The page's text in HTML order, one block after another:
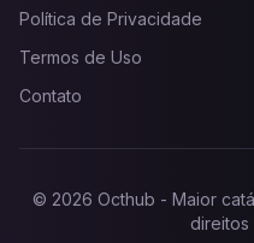
Política de Privacidade
Termos de Uso
Contato
© 2026 Octhub - Maior
direitos